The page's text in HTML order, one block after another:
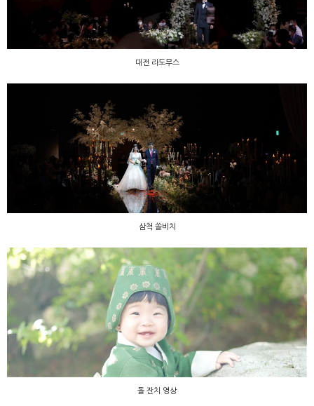
대전 라도무스
삼척 쏠비치
삼척 쏠비치
돌 잔치 영상
돌 잔치 영상